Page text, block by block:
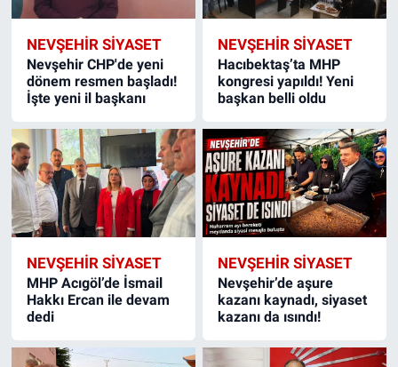
NEVŞEHIR SIYASET
Nevşehir CHP'de yeni
dönem resmen başladı!
İşte yeni il başkanı
NEVŞEHIR SIYASET
Hacıbektaş’ta MHP
kongresi yapıldı! Yeni
başkan belli oldu
NEVŞEHIR SIYASET
MHP Acıgöl’de İsmail
Hakkı Ercan ile devam
dedi
NEVŞEHIR SIYASET
Nevşehir’de aşure
kazanı kaynadı, siyaset
kazanı da ısındı!